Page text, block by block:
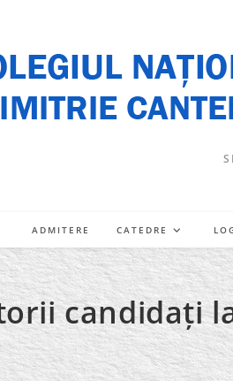
ADMITERE CATEDRE
candidați